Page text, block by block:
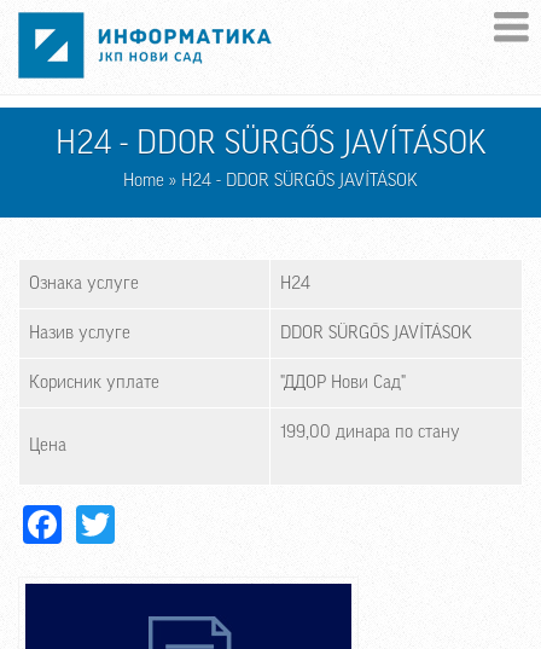
Skip to main content
H24 - DDOR SÜRGŐS JAVÍTÁSOK
Home » H24 - DDOR SÜRGŐS JAVÍTÁSOK
Ознака услуге H24
Назив услуге DDOR SÜRGŐS JAVÍTÁSOK
Корисник уплате "ДДОР Нови Сад"
Цена
199,00 динара по стану
Facebook